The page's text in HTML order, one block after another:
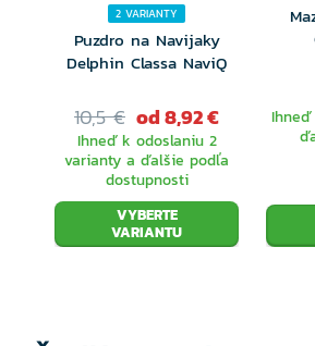
2 VARIANTY
Puzdro na Navijaky
Delphin Classa NaviQ
10,5 € od 8,92 €
Ihneď k odoslaniu 2
varianty a ďalšie podľa
dostupnosti
VYBERTE
VARIANTU